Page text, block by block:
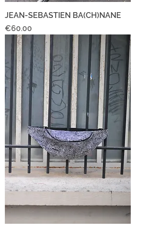
JEAN-SEBASTIEN BA(CH)NANE
Price
€60.00